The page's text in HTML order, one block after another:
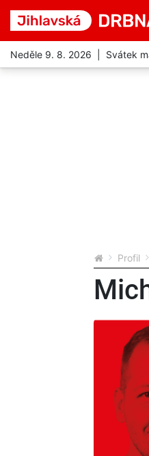
Neděle 9. 8. 2026 | Svátek
Profil